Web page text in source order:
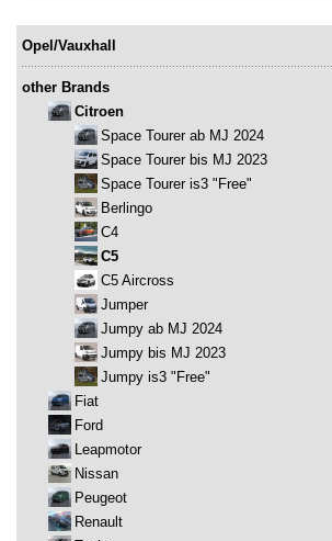
Opel/Vauxhall
other Brands
Citroen
Space Tourer ab MJ 2024
Space Tourer bis MJ 2023
Space Tourer is3 "Free"
Berlingo
C4
C5
C5 Aircross
Jumper
Jumpy ab MJ 2024
Jumpy bis MJ 2023
Jumpy is3 "Free"
Fiat
Ford
Leapmotor
Nissan
Peugeot
Renault